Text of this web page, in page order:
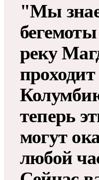
"Мы
реку
теперь
могут
любой